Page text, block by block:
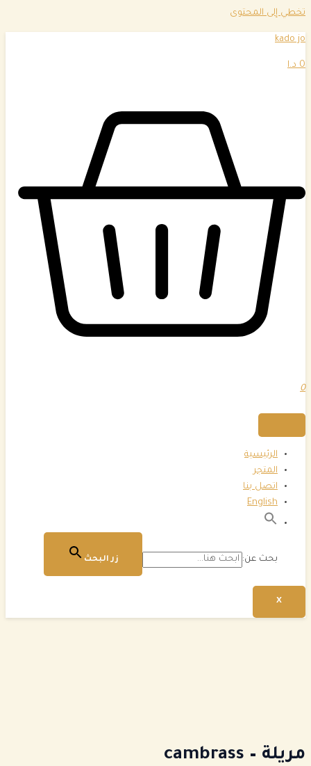
تخطي إلى المحتوى
kado jo
0 د.ا
0
الرئيسية
المتجر
اتصل بنا
English
بحث عن: زر البحث
X
مريلة – cambrass